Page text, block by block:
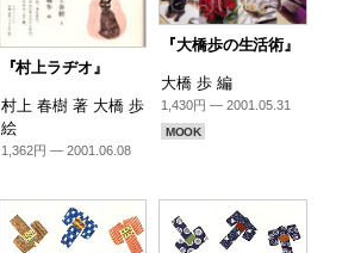
『村上ラヂオ』
村上 春樹 著 大橋 歩
絵
1,362円 — 2001.06.08
『大橋歩の生活術』
大橋 歩 編
1,430円 — 2001.05.31
MOOK